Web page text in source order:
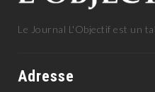
Le Journal L'Objectif est un
Adresse